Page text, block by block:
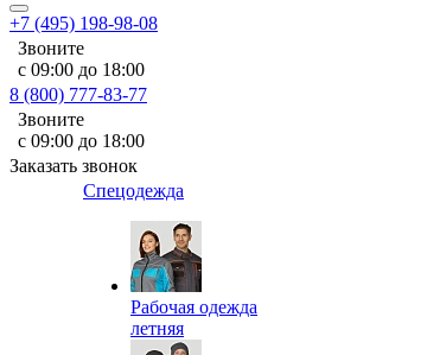
+7 (495) 198-98-08
Звоните
с 09:00 до 18:00
8 (800) 777-83-77
Звоните
с 09:00 до 18:00
Заказать звонок
Спецодежда
Рабочая одежда
летняя